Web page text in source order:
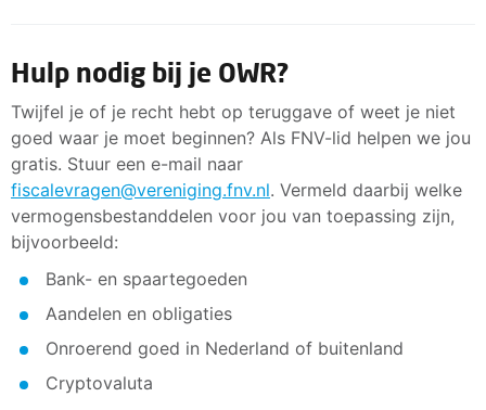
2020 - uiterlijk 31 december 2025
Kosten mag je níet aftrekken van je rendement.
Waardeveranderingen (bijvoorbeeld winsten of
verliezen op beleggingen of vastgoed) neem je
altijd mee.
Daardoor kan het zijn dat je bij het werkelijke
rendement meer belasting betaalt dan bij het fictieve
rendement.
Wil je zien hoe dat in de praktijk uitpakt? Kijk dan naar
de
rekenvoorbeelden van de Belastingdienst
Hulp nodig bij je OWR?
Twijfel je of je recht hebt op teruggave of weet je niet
goed waar je moet beginnen? Als FNV-lid helpen we jou
gratis. Stuur een e-mail naar
fiscalevragen@vereniging.fnv.nl. Vermeld daarbij welke
vermogensbestanddelen voor jou van toepassing zijn,
bijvoorbeeld:
Bank- en spaartegoeden
Aandelen en obligaties
Onroerend goed in Nederland of buitenland
Cryptovaluta